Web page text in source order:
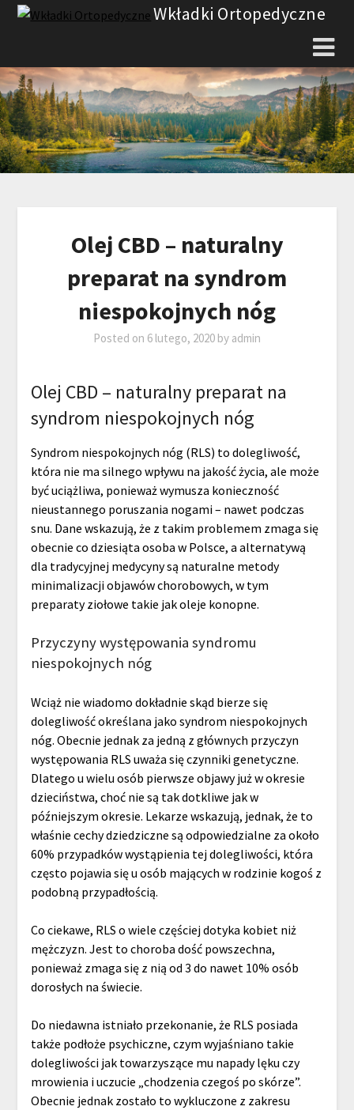
Skip
Wkładki Ortopedyczne
Olej CBD – naturalny
preparat na syndrom
niespokojnych nóg
Posted on 6 lutego, 2020 by admin
Olej CBD – naturalny preparat na
syndrom niespokojnych nóg
Syndrom niespokojnych nóg (RLS) to dolegliwość,
która nie ma silnego wpływu na jakość życia, ale może
być uciążliwa, ponieważ wymusza konieczność
nieustannego poruszania nogami – nawet podczas
snu. Dane wskazują, że z takim problemem zmaga się
obecnie co dziesiąta osoba w Polsce, a alternatywą
dla tradycyjnej medycyny są naturalne metody
minimalizacji objawów chorobowych, w tym
preparaty ziołowe takie jak oleje konopne.
Przyczyny występowania syndromu
niespokojnych nóg
Wciąż nie wiadomo dokładnie skąd bierze się
dolegliwość określana jako syndrom niespokojnych
nóg. Obecnie jednak za jedną z głównych przyczyn
występowania RLS uważa się czynniki genetyczne.
Dlatego u wielu osób pierwsze objawy już w okresie
dzieciństwa, choć nie są tak dotkliwe jak w
późniejszym okresie. Lekarze wskazują, jednak, że to
właśnie cechy dziedziczne są odpowiedzialne za około
60% przypadków wystąpienia tej dolegliwości, która
często pojawia się u osób mających w rodzinie kogoś z
podobną przypadłością.
Co ciekawe, RLS o wiele częściej dotyka kobiet niż
mężczyzn. Jest to choroba dość powszechna,
ponieważ zmaga się z nią od 3 do nawet 10% osób
dorosłych na świecie.
Do niedawna istniało przekonanie, że RLS posiada
także podłoże psychiczne, czym wyjaśniano takie
dolegliwości jak towarzyszące mu napady lęku czy
mrowienia i uczucie „chodzenia czegoś po skórze”.
Obecnie jednak zostało to wykluczone z zakresu